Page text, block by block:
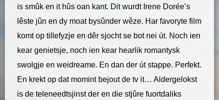
is smûk en it hûs oan kant. Dit wurdt Irene Dorée’s
lêste jûn en dy moat bysûnder wêze. Har favoryte film
komt op tillefyzje en dêr sjocht se bot nei út. Noch ien
kear genietsje, noch ien kear hearlik romantysk
swolgje en weidreame. En dan der út stappe. Perfekt.
En krekt op dat momint bejout de tv it… Aldergelokst
is de teleneedtsjinst der en die stjûre fuortdaliks